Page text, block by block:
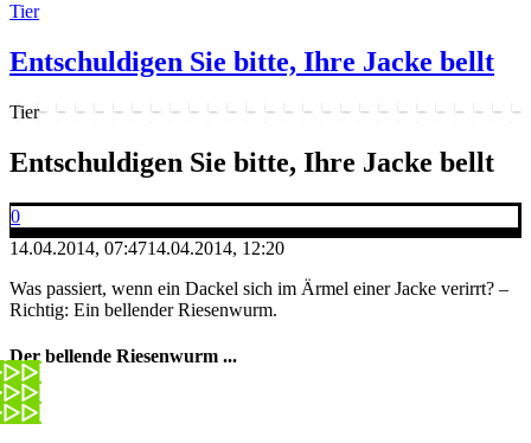
Tier
Entschuldigen Sie bitte, Ihre Jacke bellt
Tier
Entschuldigen Sie bitte, Ihre Jacke bellt
0
14.04.2014, 07:4714.04.2014, 12:20
Was passiert, wenn ein Dackel sich im Ärmel einer Jacke verirrt? –
Richtig: Ein bellender Riesenwurm.
Der bellende Riesenwurm ...